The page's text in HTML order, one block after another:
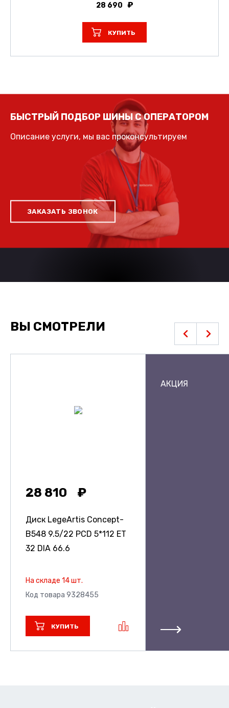
28 690
КУПИТЬ
БЫСТРЫЙ ПОДБОР ШИНЫ С ОПЕРАТОРОМ
Описание услуги, мы вас проконсультируем
ЗАКАЗАТЬ ЗВОНОК
ВЫ СМОТРЕЛИ
28 810
Диск LegeArtis Concept-
B548 9.5/22 PCD 5*112 ET
32 DIA 66.6
На складе 14 шт.
Код товара 9328455
КУПИТЬ
АКЦИЯ